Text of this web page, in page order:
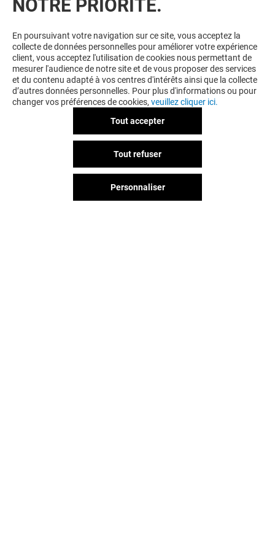
NOTRE PRIORITÉ.
En poursuivant votre navigation sur ce site, vous acceptez la
collecte de données personnelles pour améliorer votre expérience
client, vous acceptez l'utilisation de cookies nous permettant de
mesurer l'audience de notre site et de vous proposer des services
et du contenu adapté à vos centres d'intérêts ainsi que la collecte
d’autres données personnelles. Pour plus d'informations ou pour
changer vos préférences de cookies, veuillez cliquer ici.
Tout accepter
Tout refuser
Personnaliser